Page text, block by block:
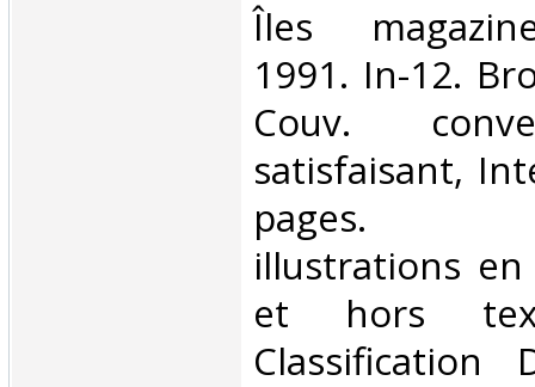
‎Îles
1991. In-12.
Couv.
satisfaisant,
pages.
illustrations
et hors
Classification